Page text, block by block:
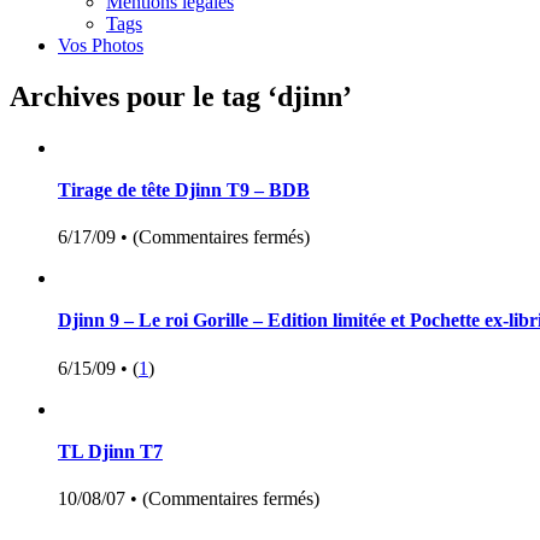
Tags
Vos Photos
Archives pour le tag ‘djinn’
Tirage de tête Djinn T9 – BDB
6/17/09 • (Commentaires fermés)
Djinn 9 – Le roi Gorille – Edition limitée et Pochette ex-
6/15/09 • (1)
TL Djinn T7
10/08/07 • (Commentaires fermés)